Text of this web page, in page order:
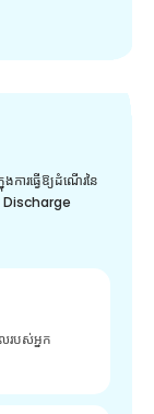
រធ្វើឱ្យដំណើរនៃ
Discharge
របស់អ្នក